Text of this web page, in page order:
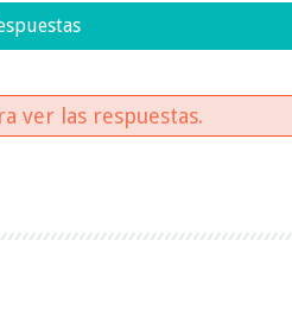
ver las respuestas.